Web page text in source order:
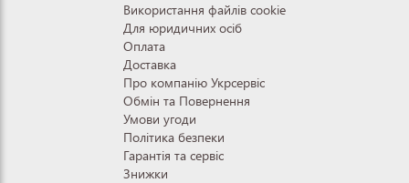
Використання файлів cookie
Для юридичних осіб
Оплата
Доставка
Про компанію Укрсервіс
Обмін та Повернення
Умови угоди
Політика безпеки
Гарантія та сервіс
Знижки